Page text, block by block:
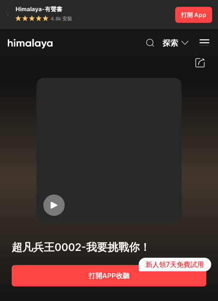
Himalaya-有聲書
4.8k 安裝
打開 App
探索
超凡兵王0002-我要挑戰你！
打開APP收聽
新人領7天免費試用